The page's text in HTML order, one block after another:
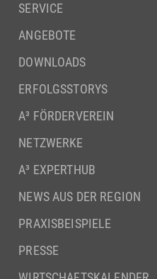
SERVICE
ANGEBOTE
DOWNLOADS
ERFOLGSSTORYS
A³ FÖRDERVEREIN
NETZWERKE
A³ EXPERTHUB
NEWS AUS DER REGION
PRAXISBEISPIELE
PRESSE